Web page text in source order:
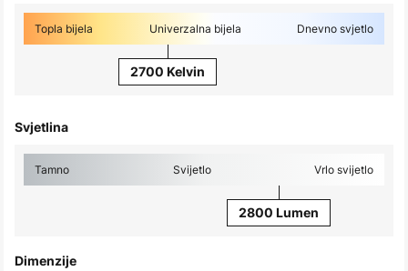
Topla bijela Univerzalna bijela Dnevno svjetlo
2700 Kelvin
Svjetlina
Tamno Svijetlo Vrlo svijetlo
2800 Lumen
Dimenzije